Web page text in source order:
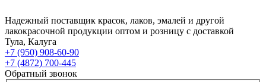
Надежный поставщик красок, лаков, эмалей и другой
лакокрасочной продукции оптом и розницу с доставкой
Тула, Калуга
+7 (950) 908-60-90
+7 (4872) 700-445
Обратный звонок